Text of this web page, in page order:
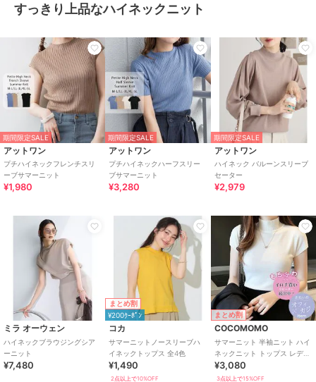
すっきり上品なハイネックニット
期間限定SALE
アットワン
プチハイネックフレンチスリ
ーブサマーニット
¥1,980
期間限定SALE
アットワン
プチハイネックハーフスリー
ブサマーニット
¥3,280
期間限定SALE
アットワン
ハイネック バルーンスリーブ
セーター
¥2,979
ミラ オーウェン
ハイネックブラウジングシア
ーニット
¥7,480
まとめ割
¥200ｸｰﾎﾟﾝ
コカ
サマーニットノースリーブハ
イネックトップス 全4色
¥1,490
2点以上で10%OFF
まとめ割
COCOMOMO
サマーニット 半袖ニット ハイ
ネックニット トップス レディ
ース ニット ハイネック オフィ
ス
¥3,080
3点以上で15%OFF